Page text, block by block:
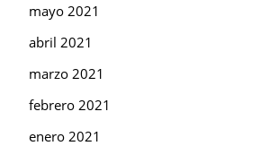
mayo 2021
abril 2021
marzo 2021
febrero 2021
enero 2021